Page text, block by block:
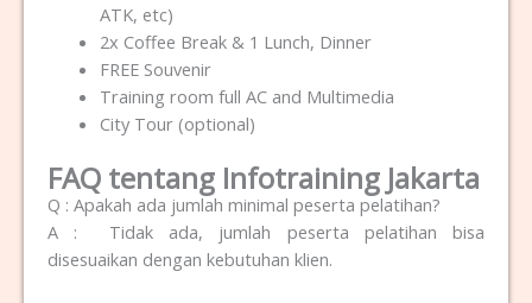
ATK, etc)
2x Coffee Break & 1 Lunch, Dinner
FREE Souvenir
Training room full AC and Multimedia
City Tour (optional)
FAQ tentang Infotraining Jakarta
Q : Apakah ada jumlah minimal peserta pelatihan?
A : Tidak ada, jumlah peserta pelatihan bisa
disesuaikan dengan kebutuhan klien.